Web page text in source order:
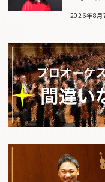
2026年8月